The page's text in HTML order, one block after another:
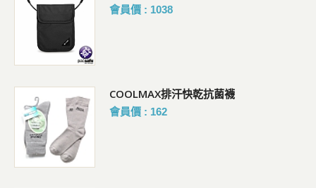
會員價 : 1038
COOLMAX排汗快乾抗菌襪
會員價 : 162